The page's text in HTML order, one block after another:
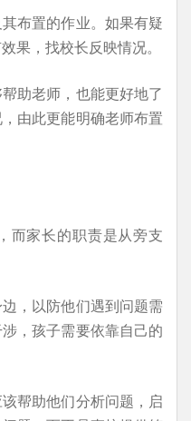
布置的作业。如果有疑
果，找校长反映情况。
助老师，也能更好地了
由此更能明确老师布置
而家长的职责是从旁支
，以防他们遇到问题需
，孩子需要依靠自己的
帮助他们分析问题，启